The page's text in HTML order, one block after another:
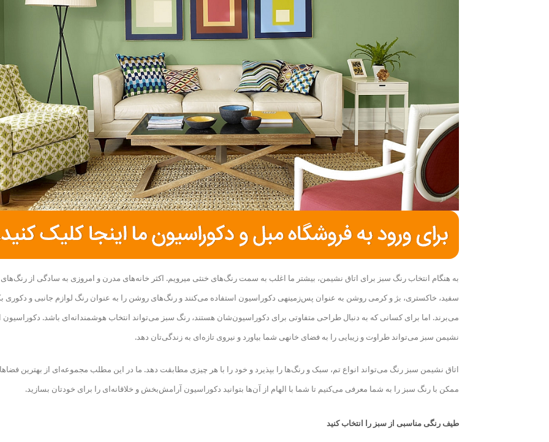
به هنگام انتخاب رنگ سبز برای اتاق نشیمن، بیشتر ما اغلب به سمت رنگ‌های خنثی میرویم. اکثر خانه‌های مدرن و امروزی به سادگی از رنگ‌های
سفید، خاکستری، بژ و کرمی روشن به عنوان پس‌زمینهی دکوراسیون استفاده می‌کنند و رنگ‌های روشن را به عنوان رنگ لوازم جانبی و دکوری
می‌برند. اما برای کسانی که به دنبال طراحی متفاوتی برای دکوراسیون‌شان هستند، رنگ سبز می‌تواند انتخاب هوشمندانه‌ای باشد. دکوراسیون
نشیمن سبز می‌تواند طراوت و زیبایی را به فضای خانهی شما بیاورد و نیروی تازه‌ای به زندگی‌تان دهد.
اتاق نشیمن سبز رنگ می‌تواند انواع تم، سبک و رنگ‌ها را بپذیرد و خود را با هر چیزی مطابقت دهد. ما در این مطلب مجموعه‌ای از بهترین
ممکن با رنگ سبز را به شما معرفی می‌کنیم تا شما با الهام از آن‌ها بتوانید دکوراسیون آرامش‌بخش و خلاقانه‌ای را برای خودتان بسازید.
طیف رنگی مناسبی از سبز را انتخاب کنید